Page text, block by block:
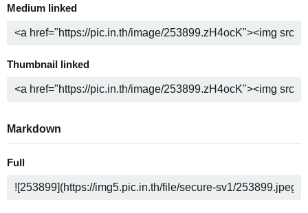
Medium linked
Thumbnail linked
Markdown
Full